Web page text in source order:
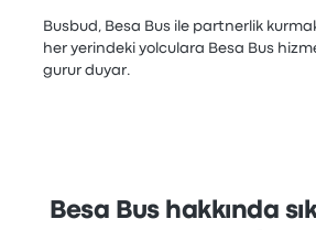
Busbud, Besa Bus ile partnerlik
her yerindeki yolculara Besa Bus
gurur duyar.
Besa Bus hakkında